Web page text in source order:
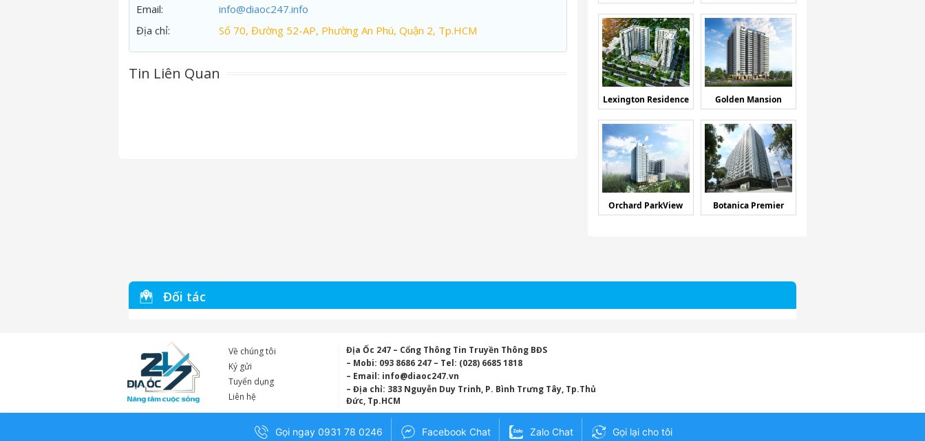
Email:
info@diaoc247.info
Địa chỉ:
Số 70, Đường 52-AP, Phường An Phú, Quận 2, Tp.HCM
Tin Liên Quan
Lexington Residence Golden Mansion
Orchard ParkView Botanica Premier
Gọi ngay 0931 78 0246 Facebook Chat Zalo Chat Gọi lại cho tôi
Đối tác
Về chúng tôi
Ký gửi
Tuyển dụng
Liên hệ
Địa Ốc 247 – Cổng Thông Tin Truyền Thông BĐS
– Mobi: 093 8686 247 – Tel: (028) 6685 1818
– Email: info@diaoc247.vn
– Địa chỉ: 383 Nguyễn Duy Trinh, P. Bình Trưng Tây, Tp.Thủ
Đức, Tp.HCM